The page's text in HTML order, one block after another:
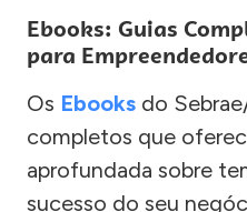
Ebooks: Guias
para
Os Ebooks do
completos que
aprofundada sobre
sucesso do seu